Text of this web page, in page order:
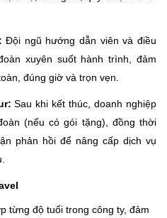
Đội ngũ hướng dẫn viên và điều
xuyên suốt hành trình, đảm
đúng giờ và trọn vẹn.
Sau khi kết thúc, doanh nghiệp
(nếu có gói tặng), đồng thời
phản hồi để nâng cấp dịch vụ
từng độ tuổi trong công ty, đảm